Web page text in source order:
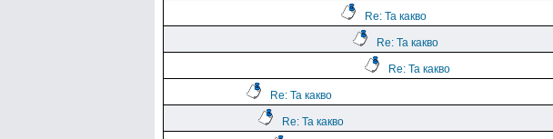
Re: Та какво
Re: Та какво
Re: Та какво
Re: Та какво
Re: Та какво